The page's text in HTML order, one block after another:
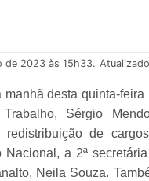
de 2023 às 15h33.
desta quinta-
Sérgio
de
Nacional, a 2ª
Neila Souza.